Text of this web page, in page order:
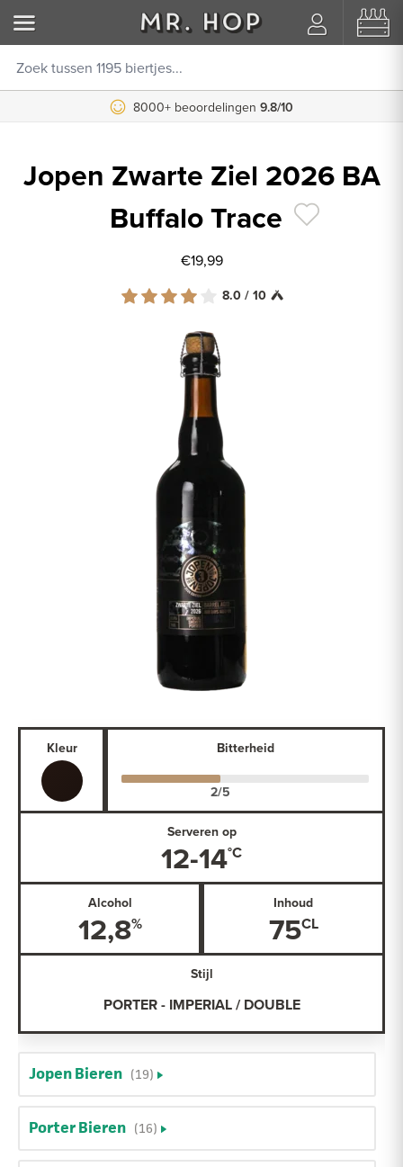
8000+ beoordelingen 9.8/10
Koppel je Untappd account
Jopen Zwarte Ziel 2026 BA
Buffalo Trace
€19,99
8.0 / 10
Kleur Bitterheid
Serveren op
12-14
Alcohol
12,8
Inhoud
75
Stijl
PORTER - IMPERIAL / DOUBLE
Jopen Bieren (19)
Porter Bieren (16)